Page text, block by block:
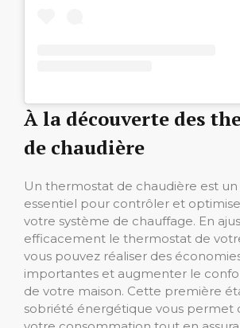
À la découverte des
de chaudière
Un thermostat de chaudière est un
essentiel pour contrôler et
votre système de chauffage. En
efficacement le thermostat de
vous pouvez réaliser des
importantes et augmenter le
de votre maison. Cette première
sobriété énergétique vous permet